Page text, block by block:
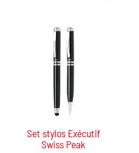
Set stylos Exécutif
Swiss Peak